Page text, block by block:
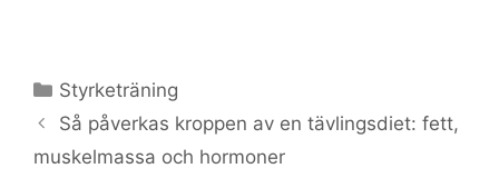
Kategorier
Styrketräning
Så påverkas kroppen av en tävlingsdiet: fett,
muskelmassa och hormoner